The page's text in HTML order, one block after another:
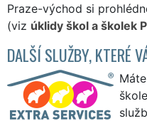
Praze-východ si
(viz úklidy škol a školek
DALŠÍ SLUŽBY, KTERÉ